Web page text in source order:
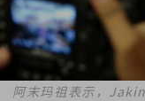
阿末玛祖表示，